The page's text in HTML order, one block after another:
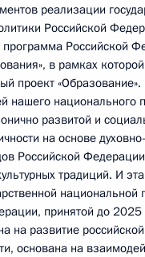
реализации
Российской
программа Российской
в рамках
проект
нашего национального
развитой и
на основе
Российской
традиций. И
национальной
принятой до 2025
на развитие российской
основана на